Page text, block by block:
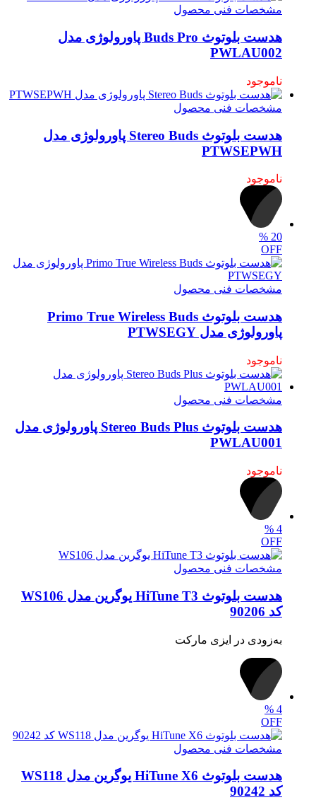
مشخصات فنی محصول
هدست بلوتوث Buds Pro پاورولوژی مدل
PWLAU002
ناموجود
مشخصات فنی محصول
هدست بلوتوث Stereo Buds پاورولوژی مدل
PTWSEPWH
ناموجود
20
%
OFF
مشخصات فنی محصول
هدست بلوتوث Primo True Wireless Buds
پاورولوژی مدل PTWSEGY
ناموجود
مشخصات فنی محصول
هدست بلوتوث Stereo Buds Plus پاورولوژی مدل
PWLAU001
ناموجود
4
%
OFF
مشخصات فنی محصول
هدست بلوتوث HiTune T3 یوگرین مدل WS106
کد 90206
به‌زودی در ایزی مارکت
4
%
OFF
مشخصات فنی محصول
هدست بلوتوث HiTune X6 یوگرین مدل WS118
کد 90242